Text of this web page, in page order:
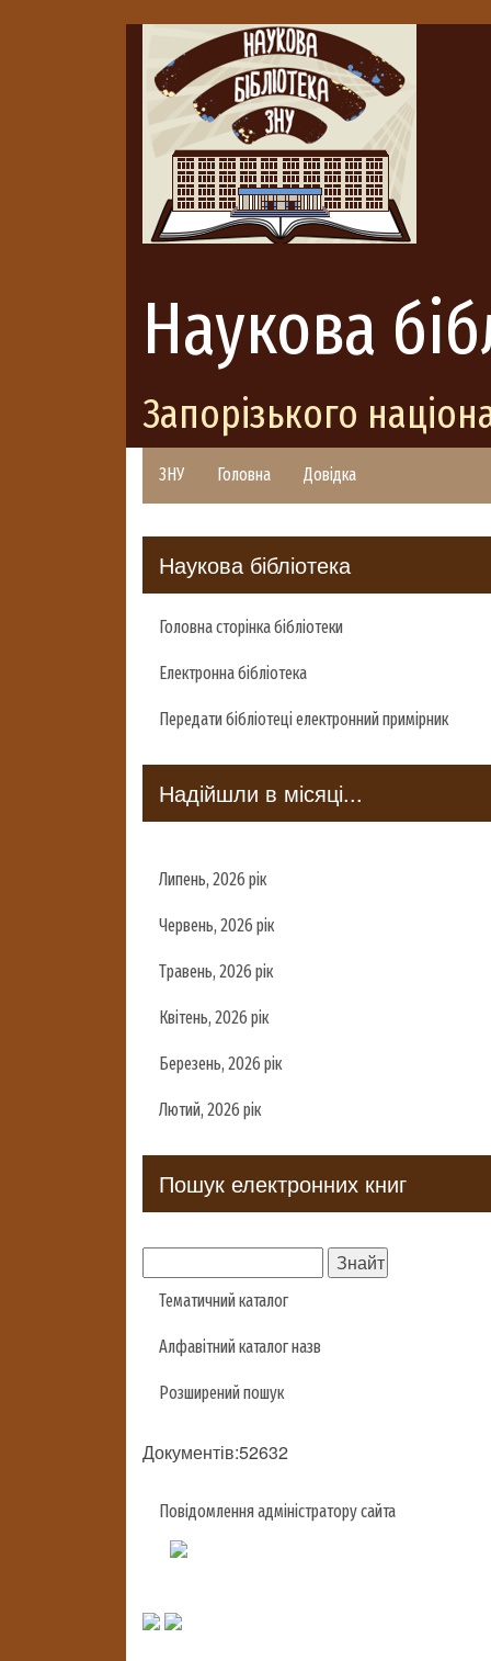
Наукова
Запорізького
ЗНУ Головна Довідка
Наукова бібліотека
Головна сторінка бібліотеки
Електронна бібліотека
Передати бібліотеці електронний примірник
Надійшли в місяці...
Липень, 2026 рік
Червень, 2026 рік
Травень, 2026 рік
Квітень, 2026 рік
Березень, 2026 рік
Лютий, 2026 рік
Пошук електронних книг
Тематичний каталог
Алфавітний каталог назв
Розширений пошук
Документів:52632
Повідомлення адміністратору сайта